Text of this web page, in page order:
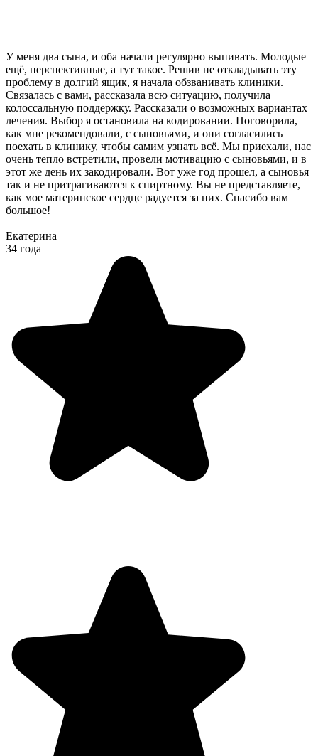
У меня два сына, и оба начали регулярно выпивать. Молодые
ещё, перспективные, а тут такое. Решив не откладывать эту
проблему в долгий ящик, я начала обзванивать клиники.
Связалась с вами, рассказала всю ситуацию, получила
колоссальную поддержку. Рассказали о возможных вариантах
лечения. Выбор я остановила на кодировании. Поговорила,
как мне рекомендовали, с сыновьями, и они согласились
поехать в клинику, чтобы самим узнать всё. Мы приехали, нас
очень тепло встретили, провели мотивацию с сыновьями, и в
этот же день их закодировали. Вот уже год прошел, а сыновья
так и не притрагиваются к спиртному. Вы не представляете,
как мое материнское сердце радуется за них. Спасибо вам
большое!
Екатерина
34 года